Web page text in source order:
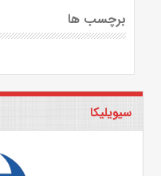
برچسب ها
سیویلیکا